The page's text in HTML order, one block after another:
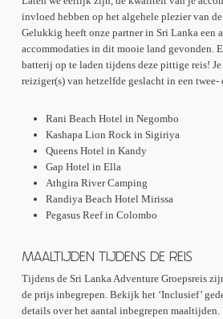
invloed hebben op het algehele plezier van
Gelukkig heeft onze partner in Sri Lanka een
accommodaties in dit mooie land gevonden.
batterij op te laden tijdens deze pittige reis!
reiziger(s) van hetzelfde geslacht in een twee-
Rani Beach Hotel in Negombo
Kashapa Lion Rock in Sigiriya
Queens Hotel in Kandy
Gap Hotel in Ella
Athgira River Camping
Randiya Beach Hotel Mirissa
Pegasus Reef in Colombo
MAALTIJDEN TIJDENS DE REIS
Tijdens de Sri Lanka Adventure Groepsreis
de prijs inbegrepen. Bekijk het ‘Inclusief’
details over het aantal inbegrepen maaltijden.